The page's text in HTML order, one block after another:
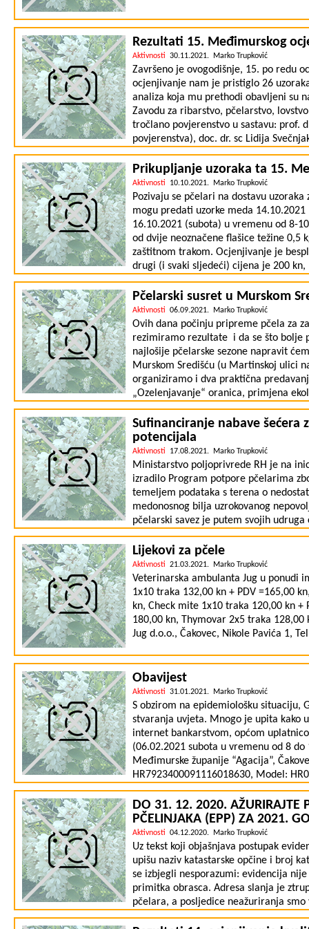
Rezultati 15. Međimurskog
Aktivnosti 30.11.2021. Marko Trupković
Završeno je ovogodišnje, 15. po redu
ocjenjivanje nam je pristiglo 26
analiza koja mu prethodi obavljeni su
Zavodu za ribarstvo, pčelarstvo,
tročlano povjerenstvo u sastavu: prof.
povjerenstva), doc. dr. sc Lidija
slabu pčelarsku godinu pristigao je
medova nije upitna. Čestitamo svim
rezultatima i kvaliteti medova.
omogućiti veći broj uzoraka. Završne
situaciju neće biti. Diplome i rezultate
Zahvaljujemo se pčelarima na
ocjenjivanju i Međimurskoj županiji
ocjenjivanja dostupni su na linku:
FxELMG2mwnjLYsmTW/
Prikupljanje uzoraka ta 15.
Aktivnosti 10.10.2021. Marko Trupković
Pozivaju se pčelari na dostavu
mogu predati uzorke meda
16.10.2021 (subota) u vremenu od 8-
od dvije neoznačene flašice težine 0,5
zaštitnom trakom. Ocjenjivanje je
drugi (i svaki sljedeći) cijena je 200
pčelar će prilikom predaje uzoraka
proizvodnje, da se pri radu pridržava
slaže s javnom objavom rezultata.
na Agronomskom Fakultetu u
naknadno. U slučaju nejasnoća
Pčelarski susret u Murskom
Aktivnosti 06.09.2021. Marko Trupković
Ovih dana počinju pripreme pčela za
rezimiramo rezultate i da se što bolje
najlošije pčelarske sezone napravit
Murskom Središću (u Martinskoj ulici
organiziramo i dva praktična
„Ozelenjavanje“ oranica, primjena
značajne površine – mr.sc. Milorad
doc.dr.sc. Saša Prđun (Agronomski
medonosnog bilja i bilja za zelenu
vremena ovo je i prilika da uživo
mjere zaštite od COVID-19
Sufinanciranje nabave šećera
potencijala
Aktivnosti 17.08.2021. Marko Trupković
Ministarstvo poljoprivrede RH je na
izradilo Program potpore pčelarima
temeljem podataka s terena o
medonosnog bilja uzrokovanog
pčelarski savez je putem svojih
predmetne podatke s terena. Dana
na e-Savjetovanju, koje je završilo 25.
Nadalje, Program je bio na dnevnom
održane 29. srpnja 2021. S obzirom
način dodjele predmetne potpore
kroz sufinanciranje realizirane
dostupne informacije. Naime,
rok za nabavu šećera naveden u
pčela su kako slijedi: · kupovina
ožujka 2021. do zaključno s 1. rujna
moraju biti R1; · korisnici su pčelari
obiteljskih poljoprivrednih
u Jedinstveni registar domaćih
Evidenciji pčelara i pčelinjaka za
dodjeljuje za pčelinje zajednice u
kako će iznos sufinanciranog dijela po
prijavljenim količinama šećera za
pčelinjih zajednica u EPP-u za 2021.
Lijekovi za pčele
Aktivnosti 21.03.2021. Marko Trupković
Veterinarska ambulanta Jug u ponudi
1x10 traka 132,00 kn + PDV =165,00
kn, Check mite 1x10 traka 120,00 kn +
180,00 kn, Thymovar 2x5 traka
Jug d.o.o., Čakovec, Nikole Pavića 1,
Obavijest
Aktivnosti 31.01.2021. Marko Trupković
S obzirom na epidemiološku situaciju,
stvaranja uvjeta. Mnogo je upita kako
internet bankarstvom, općom
(06.02.2021 subota u vremenu od 8
Međimurske županije “Agacija”,
HR7923400091116018630, Model:
Članarina za 2021 godinu. U datom
Ocjenjivanja meda.
DO 31. 12. 2020. AŽURIRAJTE
PČELINJAKA (EPP) ZA 2021.
Aktivnosti 04.12.2020. Marko Trupković
Uz tekst koji objašnjava postupak
upišu naziv katastarske opčine i broj
se izbjegli nesporazumi: evidencija
primitka obrasca. Adresa slanja je
pčelara, a posljedice neažuriranja
fotografije na Viber 098/803-333. Isto